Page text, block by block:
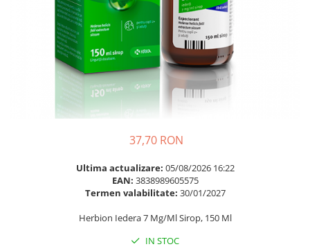
Par si unghii
Probiotice si prebiotice
Sanatate urinara
Somn stres si anxietate
Supliment Calciu
Supliment Complexe
Ingrijire par
Balsam masca si tratament
Produse cu SPF Pentru Fata
Repelenti insecte
37,70 RON
Ultima actualizare: 05/08/2026 16:22
EAN: 3838989605575
Termen valabilitate: 30/01/2027
Herbion Iedera 7 Mg/Ml Sirop, 150 Ml
IN STOC